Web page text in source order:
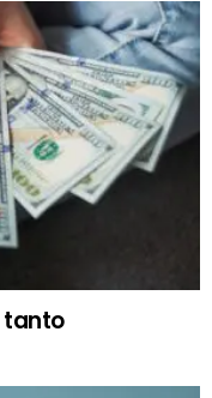
tanto